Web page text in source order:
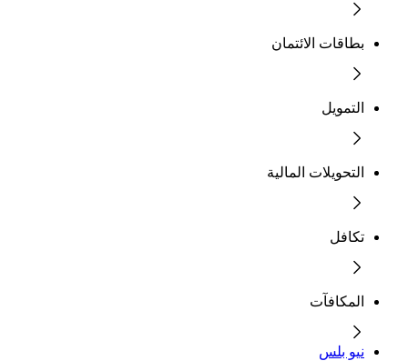
بطاقات الائتمان
التمويل
التحويلات المالية
تكافل
المكافآت
نيو بلس